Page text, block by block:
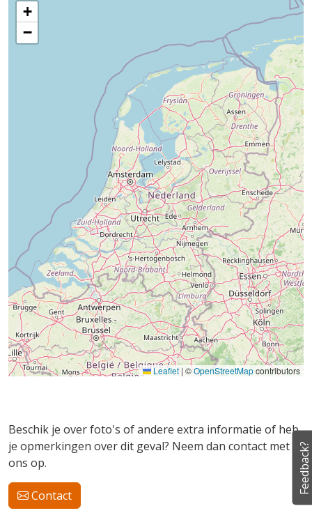
+
−
Leaflet| ©OpenStreetMapcontributors
Beschik je over foto's of andere extra informatie of heb
je opmerkingen over dit geval? Neem dan contact met
ons op.
Contact
Feedback?